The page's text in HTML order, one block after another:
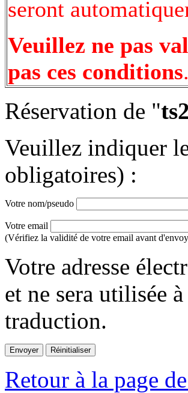
seront
Veuillez ne pas
pas ces conditions.
Réservation de "
Veuillez indiquer
obligatoires) :
Votre nom/pseudo
Votre email
(Vérifiez la validité de votre email avant
Votre adresse
et ne sera utilisée
traduction.
Retour à la page